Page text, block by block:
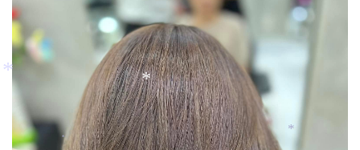
*
*
*